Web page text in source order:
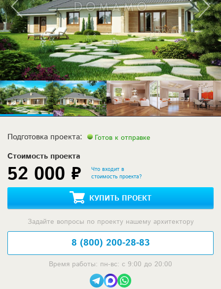
Подготовка проекта: Готов к отправке
Стоимость проекта
52 000 ₽
Что входит в
стоимость проекта?
КУПИТЬ ПРОЕКТ
Задайте вопросы по проекту нашему архитектору
8 (800) 200-28-83
Время работы: пн-вс: с 9:00 до 20:00